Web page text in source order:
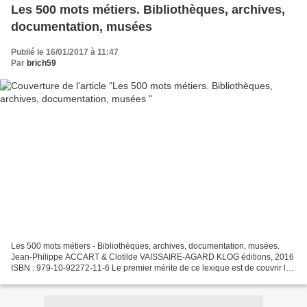
Les 500 mots métiers. Bibliothèques, archives,
documentation, musées
Publié le 16/01/2017 à 11:47
Par brich59
Les 500 mots métiers - Bibliothèques, archives, documentation, musées.
Jean-Philippe ACCART & Clotilde VAISSAIRE-AGARD KLOG éditions, 2016
ISBN : 979-10-92272-11-6 Le premier mérite de ce lexique est de couvrir les